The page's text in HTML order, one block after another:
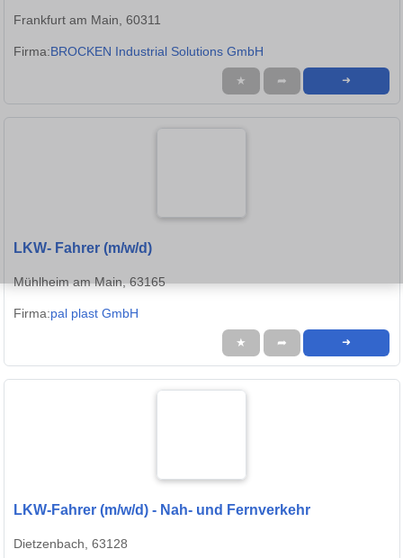
Frankfurt am Main, 60311
Firma:BROCKEN Industrial Solutions GmbH
★ ➦ ➜
LKW- Fahrer (m/w/d)
Mühlheim am Main, 63165
Firma:pal plast GmbH
★ ➦ ➜
LKW-Fahrer (m/w/d) - Nah- und Fernverkehr
Dietzenbach, 63128